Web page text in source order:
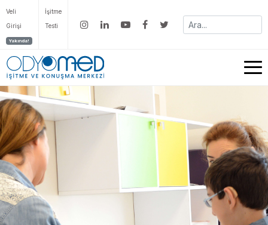
Veli
Girişi
Yakında!
İşitme
Testi